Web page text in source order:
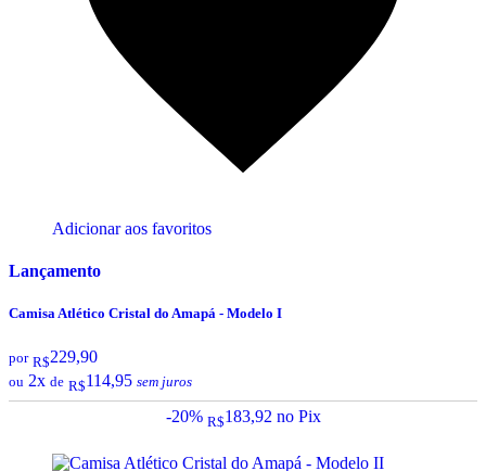
Adicionar aos favoritos
Lançamento
Camisa Atlético Cristal do Amapá - Modelo I
por R$229,90
ou 2x de R$114,95 sem juros
-20% R$183,92 no Pix